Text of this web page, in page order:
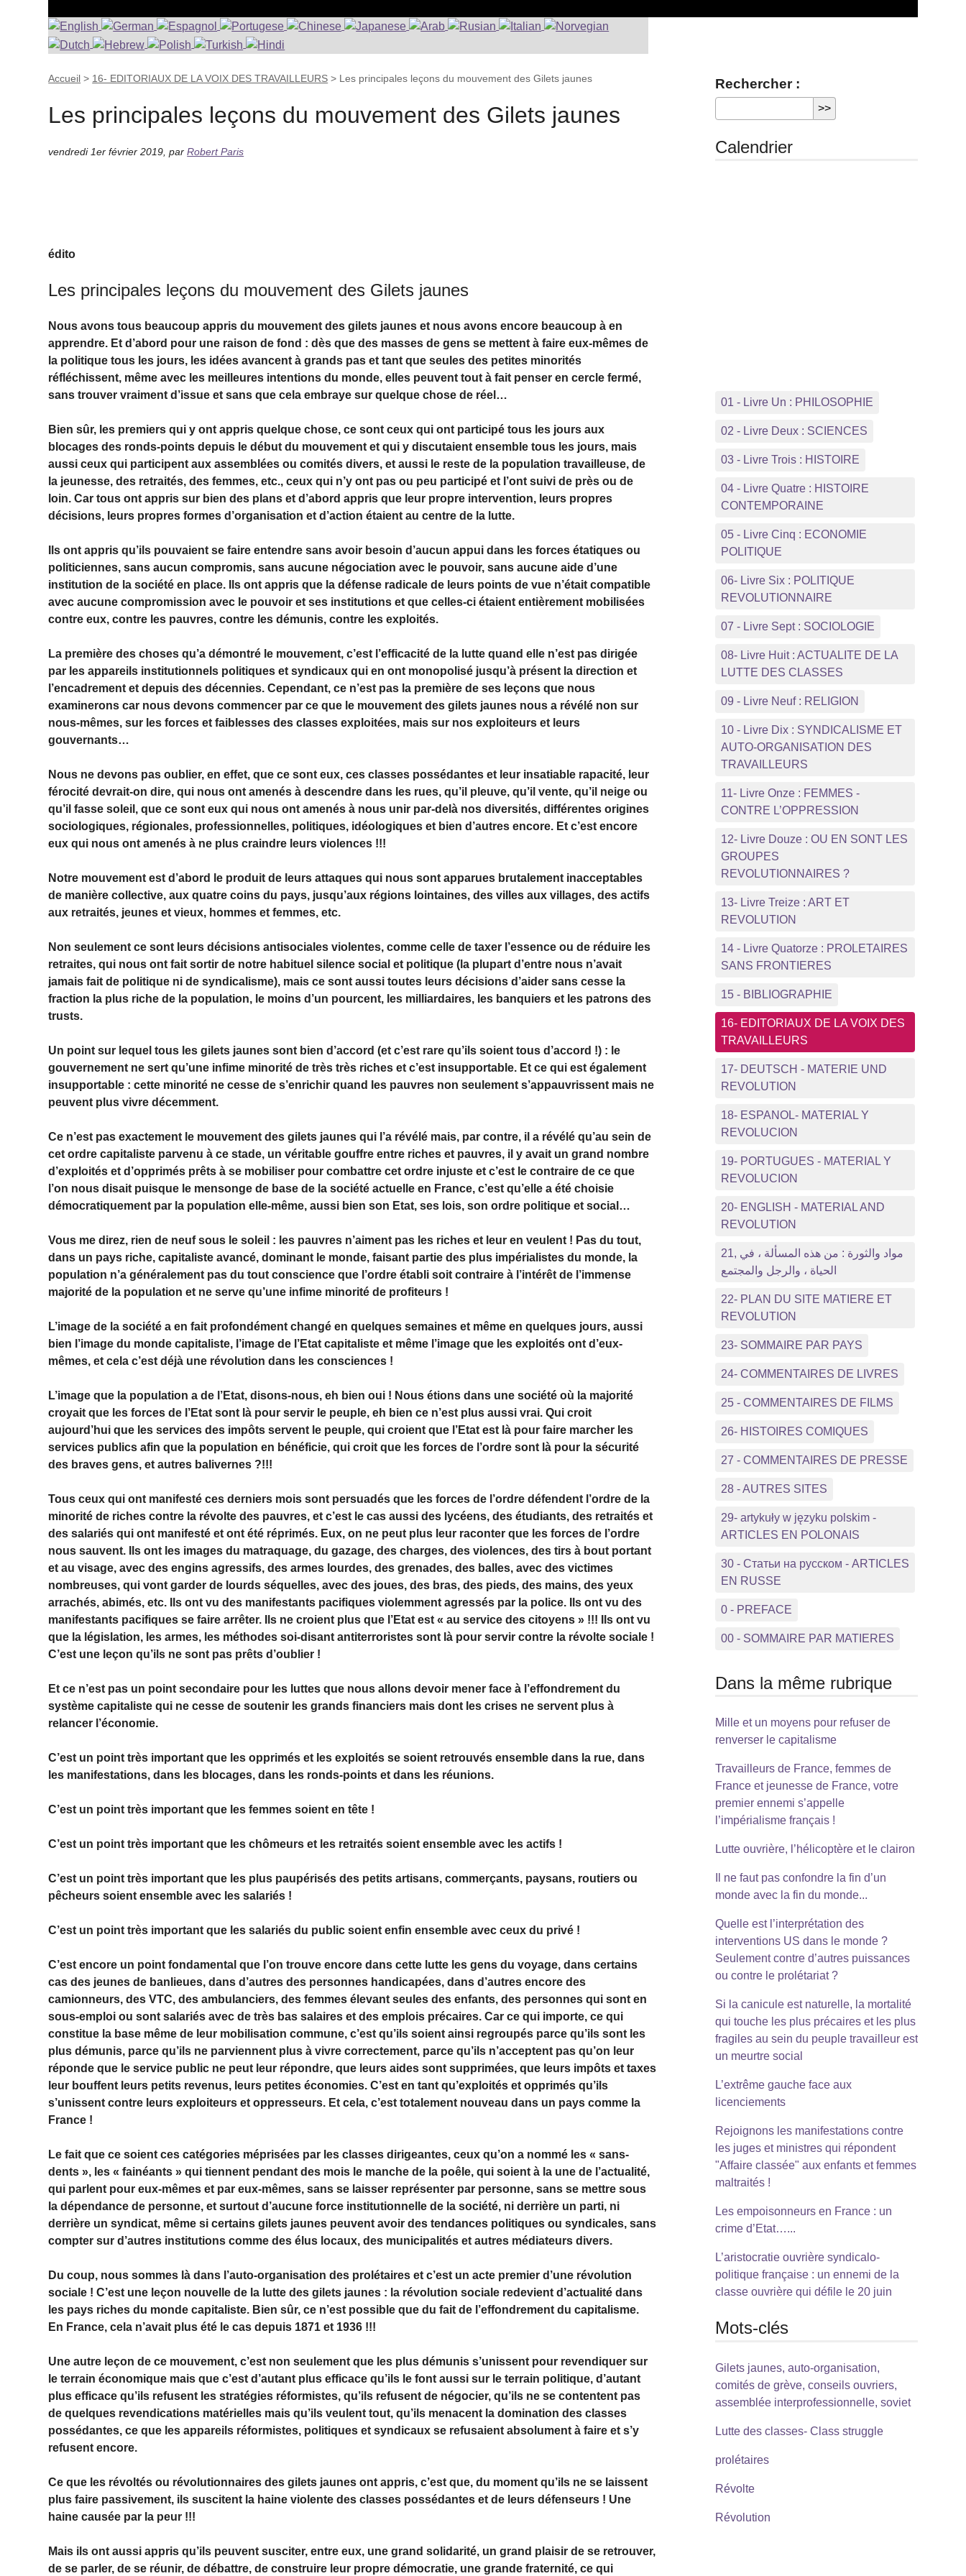
Accueil > 16- EDITORIAUX DE LA VOIX DES TRAVAILLEURS > Les principales leçons du mouvement des Gilets jaunes
Les principales leçons du mouvement des Gilets jaunes
vendredi 1er février 2019 ,parRobert Paris
édito
Les principales leçons du mouvement des Gilets jaunes
Nous avons tous beaucoup appris du mouvement des gilets jaunes et nous avons encore beaucoup à en
apprendre. Et d’abord pour une raison de fond : dès que des masses de gens se mettent à faire eux-mêmes de
la politique tous les jours, les idées avancent à grands pas et tant que seules des petites minorités
réfléchissent, même avec les meilleures intentions du monde, elles peuvent tout à fait penser en cercle fermé,
sans trouver vraiment d’issue et sans que cela embraye sur quelque chose de réel…
Bien sûr, les premiers qui y ont appris quelque chose, ce sont ceux qui ont participé tous les jours aux
blocages des ronds-points depuis le début du mouvement et qui y discutaient ensemble tous les jours, mais
aussi ceux qui participent aux assemblées ou comités divers, et aussi le reste de la population travailleuse, de
la jeunesse, des retraités, des femmes, etc., ceux qui n’y ont pas ou peu participé et l’ont suivi de près ou de
loin. Car tous ont appris sur bien des plans et d’abord appris que leur propre intervention, leurs propres
décisions, leurs propres formes d’organisation et d’action étaient au centre de la lutte.
Ils ont appris qu’ils pouvaient se faire entendre sans avoir besoin d’aucun appui dans les forces étatiques ou
politiciennes, sans aucun compromis, sans aucune négociation avec le pouvoir, sans aucune aide d’une
institution de la société en place. Ils ont appris que la défense radicale de leurs points de vue n’était compatible
avec aucune compromission avec le pouvoir et ses institutions et que celles-ci étaient entièrement mobilisées
contre eux, contre les pauvres, contre les démunis, contre les exploités.
La première des choses qu’a démontré le mouvement, c’est l’efficacité de la lutte quand elle n’est pas dirigée
par les appareils institutionnels politiques et syndicaux qui en ont monopolisé jusqu’à présent la direction et
l’encadrement et depuis des décennies. Cependant, ce n’est pas la première de ses leçons que nous
examinerons car nous devons commencer par ce que le mouvement des gilets jaunes nous a révélé non sur
nous-mêmes, sur les forces et faiblesses des classes exploitées, mais sur nos exploiteurs et leurs
gouvernants…
Nous ne devons pas oublier, en effet, que ce sont eux, ces classes possédantes et leur insatiable rapacité, leur
férocité devrait-on dire, qui nous ont amenés à descendre dans les rues, qu’il pleuve, qu’il vente, qu’il neige ou
qu’il fasse soleil, que ce sont eux qui nous ont amenés à nous unir par-delà nos diversités, différentes origines
sociologiques, régionales, professionnelles, politiques, idéologiques et bien d’autres encore. Et c’est encore
eux qui nous ont amenés à ne plus craindre leurs violences !!!
Notre mouvement est d’abord le produit de leurs attaques qui nous sont apparues brutalement inacceptables
de manière collective, aux quatre coins du pays, jusqu’aux régions lointaines, des villes aux villages, des actifs
aux retraités, jeunes et vieux, hommes et femmes, etc.
Non seulement ce sont leurs décisions antisociales violentes, comme celle de taxer l’essence ou de réduire les
retraites, qui nous ont fait sortir de notre habituel silence social et politique (la plupart d’entre nous n’avait
jamais fait de politique ni de syndicalisme), mais ce sont aussi toutes leurs décisions d’aider sans cesse la
fraction la plus riche de la population, le moins d’un pourcent, les milliardaires, les banquiers et les patrons des
trusts.
Un point sur lequel tous les gilets jaunes sont bien d’accord (et c’est rare qu’ils soient tous d’accord !) : le
gouvernement ne sert qu’une infime minorité de très très riches et c’est insupportable. Et ce qui est également
insupportable : cette minorité ne cesse de s’enrichir quand les pauvres non seulement s’appauvrissent mais ne
peuvent plus vivre décemment.
Ce n’est pas exactement le mouvement des gilets jaunes qui l’a révélé mais, par contre, il a révélé qu’au sein de
cet ordre capitaliste parvenu à ce stade, un véritable gouffre entre riches et pauvres, il y avait un grand nombre
d’exploités et d’opprimés prêts à se mobiliser pour combattre cet ordre injuste et c’est le contraire de ce que
l’on nous disait puisque le mensonge de base de la société actuelle en France, c’est qu’elle a été choisie
démocratiquement par la population elle-même, aussi bien son Etat, ses lois, son ordre politique et social…
Vous me direz, rien de neuf sous le soleil : les pauvres n’aiment pas les riches et leur en veulent ! Pas du tout,
dans un pays riche, capitaliste avancé, dominant le monde, faisant partie des plus impérialistes du monde, la
population n’a généralement pas du tout conscience que l’ordre établi soit contraire à l’intérêt de l’immense
majorité de la population et ne serve qu’une infime minorité de profiteurs !
L’image de la société a en fait profondément changé en quelques semaines et même en quelques jours, aussi
bien l’image du monde capitaliste, l’image de l’Etat capitaliste et même l’image que les exploités ont d’eux-
mêmes, et cela c’est déjà une révolution dans les consciences !
L’image que la population a de l’Etat, disons-nous, eh bien oui ! Nous étions dans une société où la majorité
croyait que les forces de l’Etat sont là pour servir le peuple, eh bien ce n’est plus aussi vrai. Qui croit
aujourd’hui que les services des impôts servent le peuple, qui croient que l’Etat est là pour faire marcher les
services publics afin que la population en bénéficie, qui croit que les forces de l’ordre sont là pour la sécurité
des braves gens, et autres balivernes ?!!!
Tous ceux qui ont manifesté ces derniers mois sont persuadés que les forces de l’ordre défendent l’ordre de la
minorité de riches contre la révolte des pauvres, et c’est le cas aussi des lycéens, des étudiants, des retraités et
des salariés qui ont manifesté et ont été réprimés. Eux, on ne peut plus leur raconter que les forces de l’ordre
nous sauvent. Ils ont les images du matraquage, du gazage, des charges, des violences, des tirs à bout portant
et au visage, avec des engins agressifs, des armes lourdes, des grenades, des balles, avec des victimes
nombreuses, qui vont garder de lourds séquelles, avec des joues, des bras, des pieds, des mains, des yeux
arrachés, abimés, etc. Ils ont vu des manifestants pacifiques violemment agressés par la police. Ils ont vu des
manifestants pacifiques se faire arrêter. Ils ne croient plus que l’Etat est « au service des citoyens » !!! Ils ont vu
que la législation, les armes, les méthodes soi-disant antiterroristes sont là pour servir contre la révolte sociale !
C’est une leçon qu’ils ne sont pas prêts d’oublier !
Et ce n’est pas un point secondaire pour les luttes que nous allons devoir mener face à l’effondrement du
système capitaliste qui ne cesse de soutenir les grands financiers mais dont les crises ne servent plus à
relancer l’économie.
C’est un point très important que les opprimés et les exploités se soient retrouvés ensemble dans la rue, dans
les manifestations, dans les blocages, dans les ronds-points et dans les réunions.
C’est un point très important que les femmes soient en tête !
C’est un point très important que les chômeurs et les retraités soient ensemble avec les actifs !
C’est un point très important que les plus paupérisés des petits artisans, commerçants, paysans, routiers ou
pêcheurs soient ensemble avec les salariés !
C’est un point très important que les salariés du public soient enfin ensemble avec ceux du privé !
C’est encore un point fondamental que l’on trouve encore dans cette lutte les gens du voyage, dans certains
cas des jeunes de banlieues, dans d’autres des personnes handicapées, dans d’autres encore des
camionneurs, des VTC, des ambulanciers, des femmes élevant seules des enfants, des personnes qui sont en
sous-emploi ou sont salariés avec de très bas salaires et des emplois précaires. Car ce qui importe, ce qui
constitue la base même de leur mobilisation commune, c’est qu’ils soient ainsi regroupés parce qu’ils sont les
plus démunis, parce qu’ils ne parviennent plus à vivre correctement, parce qu’ils n’acceptent pas qu’on leur
réponde que le service public ne peut leur répondre, que leurs aides sont supprimées, que leurs impôts et taxes
leur bouffent leurs petits revenus, leurs petites économies. C’est en tant qu’exploités et opprimés qu’ils
s’unissent contre leurs exploiteurs et oppresseurs. Et cela, c’est totalement nouveau dans un pays comme la
France !
Le fait que ce soient ces catégories méprisées par les classes dirigeantes, ceux qu’on a nommé les « sans-
dents », les « fainéants » qui tiennent pendant des mois le manche de la poêle, qui soient à la une de l’actualité,
qui parlent pour eux-mêmes et par eux-mêmes, sans se laisser représenter par personne, sans se mettre sous
la dépendance de personne, et surtout d’aucune force institutionnelle de la société, ni derrière un parti, ni
derrière un syndicat, même si certains gilets jaunes peuvent avoir des tendances politiques ou syndicales, sans
compter sur d’autres institutions comme des élus locaux, des municipalités et autres médiateurs divers.
Du coup, nous sommes là dans l’auto-organisation des prolétaires et c’est un acte premier d’une révolution
sociale ! C’est une leçon nouvelle de la lutte des gilets jaunes : la révolution sociale redevient d’actualité dans
les pays riches du monde capitaliste. Bien sûr, ce n’est possible que du fait de l’effondrement du capitalisme.
En France, cela n’avait plus été le cas depuis 1871 et 1936 !!!
Une autre leçon de ce mouvement, c’est non seulement que les plus démunis s’unissent pour revendiquer sur
le terrain économique mais que c’est d’autant plus efficace qu’ils le font aussi sur le terrain politique, d’autant
plus efficace qu’ils refusent les stratégies réformistes, qu’ils refusent de négocier, qu’ils ne se contentent pas
de quelques revendications matérielles mais qu’ils veulent tout, qu’ils menacent la domination des classes
possédantes, ce que les appareils réformistes, politiques et syndicaux se refusaient absolument à faire et s’y
refusent encore.
Ce que les révoltés ou révolutionnaires des gilets jaunes ont appris, c’est que, du moment qu’ils ne se laissent
plus faire passivement, ils suscitent la haine violente des classes possédantes et de leurs défenseurs ! Une
haine causée par la peur !!!
Mais ils ont aussi appris qu’ils peuvent susciter, entre eux, une grand solidarité, un grand plaisir de se retrouver,
de se parler, de se réunir, de débattre, de construire leur propre démocratie, une grande fraternité, ce qui
Rechercher :
Calendrier
01 - Livre Un : PHILOSOPHIE
02 - Livre Deux : SCIENCES
03 - Livre Trois : HISTOIRE
04 - Livre Quatre : HISTOIRE
CONTEMPORAINE
05 - Livre Cinq : ECONOMIE
POLITIQUE
06- Livre Six : POLITIQUE
REVOLUTIONNAIRE
07 - Livre Sept : SOCIOLOGIE
08- Livre Huit : ACTUALITE DE LA
LUTTE DES CLASSES
09 - Livre Neuf : RELIGION
10 - Livre Dix : SYNDICALISME ET
AUTO-ORGANISATION DES
TRAVAILLEURS
11- Livre Onze : FEMMES -
CONTRE L’OPPRESSION
12- Livre Douze : OU EN SONT LES
GROUPES
REVOLUTIONNAIRES ?
13- Livre Treize : ART ET
REVOLUTION
14 - Livre Quatorze : PROLETAIRES
SANS FRONTIERES
15 - BIBLIOGRAPHIE
16- EDITORIAUX DE LA VOIX DES
TRAVAILLEURS
17- DEUTSCH - MATERIE UND
REVOLUTION
18- ESPANOL- MATERIAL Y
REVOLUCION
19- PORTUGUES - MATERIAL Y
REVOLUCION
20- ENGLISH - MATERIAL AND
REVOLUTION
21, مواد والثورة : من هذه المسألة ، في
الحياة ، والرجل والمجتمع
22- PLAN DU SITE MATIERE ET
REVOLUTION
23- SOMMAIRE PAR PAYS
24- COMMENTAIRES DE LIVRES
25 - COMMENTAIRES DE FILMS
26- HISTOIRES COMIQUES
27 - COMMENTAIRES DE PRESSE
28 - AUTRES SITES
29- artykuły w języku polskim -
ARTICLES EN POLONAIS
30 - Статьи на русском - ARTICLES
EN RUSSE
0 - PREFACE
00 - SOMMAIRE PAR MATIERES
Dans la même rubrique
Mille et un moyens pour refuser de
renverser le capitalisme
Travailleurs de France, femmes de
France et jeunesse de France, votre
premier ennemi s’appelle
l’impérialisme français !
Lutte ouvrière, l’hélicoptère et le clairon
Il ne faut pas confondre la fin d’un
monde avec la fin du monde...
Quelle est l’interprétation des
interventions US dans le monde ?
Seulement contre d’autres puissances
ou contre le prolétariat ?
Si la canicule est naturelle, la mortalité
qui touche les plus précaires et les plus
fragiles au sein du peuple travailleur est
un meurtre social
L’extrême gauche face aux
licenciements
Rejoignons les manifestations contre
les juges et ministres qui répondent
"Affaire classée" aux enfants et femmes
maltraités !
Les empoisonneurs en France : un
crime d’Etat…...
L’aristocratie ouvrière syndicalo-
politique française : un ennemi de la
classe ouvrière qui défile le 20 juin
Mots-clés
Gilets jaunes, auto-organisation,
comités de grève, conseils ouvriers,
assemblée interprofessionnelle, soviet
Lutte des classes- Class struggle
prolétaires
Révolte
Révolution